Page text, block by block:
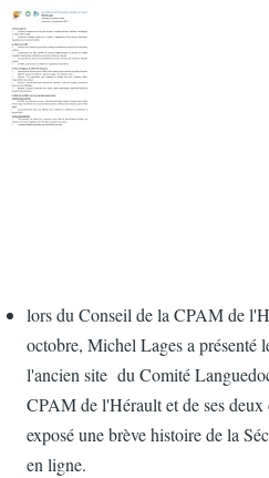
lors du Conseil de la CPAM de
octobre, Michel Lages a présenté
l'ancien site du Comité
CPAM de l'Hérault et de ses deux
exposé une brève histoire de la
en ligne.